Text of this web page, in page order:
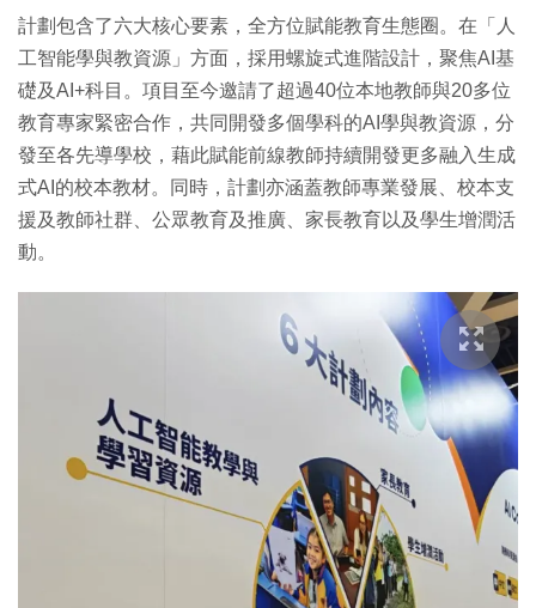
計劃包含了六大核心要素，全方位賦能教育生態圈。在「人
工智能學與教資源」方面，採用螺旋式進階設計，聚焦AI基
礎及AI+科目。項目至今邀請了超過40位本地教師與20多位
教育專家緊密合作，共同開發多個學科的AI學與教資源，分
發至各先導學校，藉此賦能前線教師持續開發更多融入生成
式AI的校本教材。同時，計劃亦涵蓋教師專業發展、校本支
援及教師社群、公眾教育及推廣、家長教育以及學生增潤活
動。